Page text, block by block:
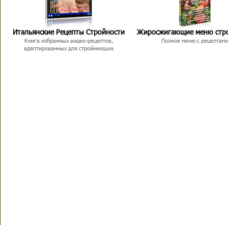
Итальянские Рецепты Стройности
Книга избранных видео-рецептов,
адаптированных для стройнеющих
Жиросжигающие меню
Полное меню с рецептами